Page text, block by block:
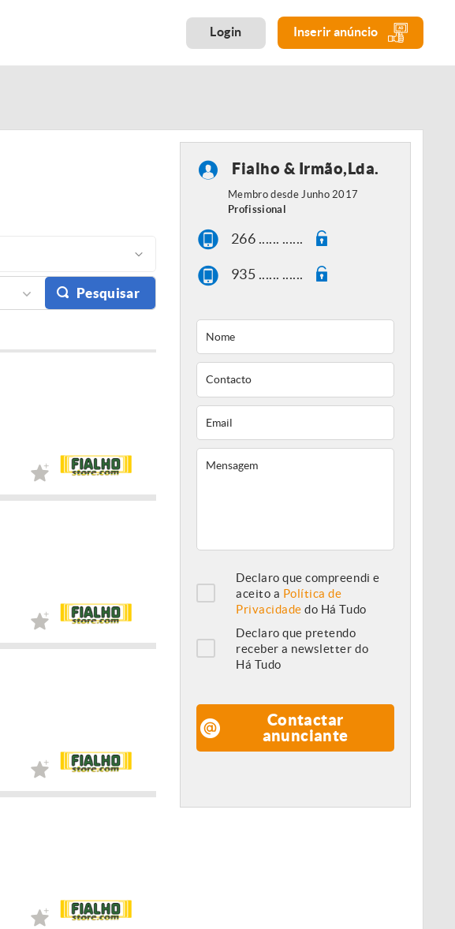
Login Inserir anúncio
Pesquisar
Fialho & Irmão,Lda.
Membro desde Junho 2017
Profissional
266 ...... ......
935 ...... ......
Declaro que compreendi e
aceito a Política de
Privacidade do Há Tudo
Declaro que pretendo
receber a newsletter do
Há Tudo
Contactar
anunciante